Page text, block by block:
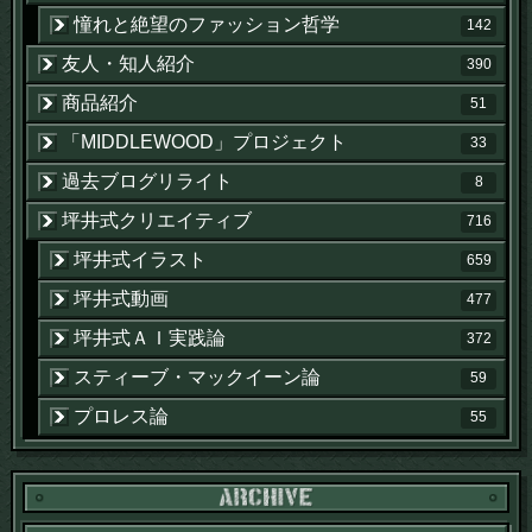
憧れと絶望のファッション哲学 142
友人・知人紹介 390
商品紹介 51
「MIDDLEWOOD」プロジェクト 33
過去ブログリライト 8
坪井式クリエイティブ 716
坪井式イラスト 659
坪井式動画 477
坪井式ＡＩ実践論 372
スティーブ・マックイーン論 59
プロレス論 55